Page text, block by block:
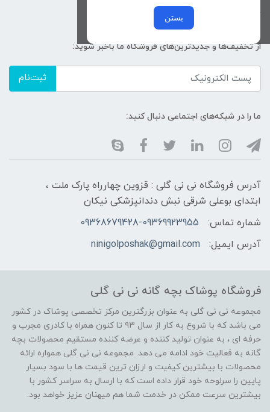
بستن
خرید عمده
از تخفیف‌ها و جدیدترین‌های فروشگاه ما باخبر شوید:
ثبت‌نام
ما را در شبکه‌های اجتماعی دنبال کنید:
آدرس فروشگاه نی نی گلی : قزوین چهارراه پارک ملت ،
ابتدای بوعلی شرقی نبش دندانپزشکی نیکان
شماره تماس:
09368679428-09369923955
آدرس ایمیل:
ninigolposhak@gmail.com
فروشگاه پوشاک بچه گانه نی نی گلی
مجموعه نی نی گلی به عنوان بزرگترین مرکز تخصصی پوشاک در کشور
می باشد که با شروع به کار از سال ۹۳ تا کنون همراه با کادری مجرب و
حرفه ای ، به عنوان تولید کننده و عرضه کننده مستقیم محصولات بچه
گانه به فعالیت خود ادامه می دهد. مجموعه نی نی گلی همواره ارائه
محصولات با بیشترین کیفیت و ارزان ترین قیمت ها با سود بسیار
پایین را سرلوحه خود قرار داده است که با ارسال به سراسر کشور با
بیشترین سرعت ممکن در خدمت شما هم میهنان عزیز خواهد بود.